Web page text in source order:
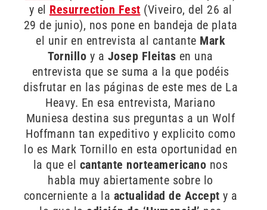
y el Resurrection Fest (Viveiro, del 26 al
29 de junio), nos pone en bandeja de plata
el unir en entrevista al cantante Mark
Tornillo y a Josep Fleitas en una
entrevista que se suma a la que podéis
disfrutar en las páginas de este mes de La
Heavy. En esa entrevista, Mariano
Muniesa destina sus preguntas a un Wolf
Hoffmann tan expeditivo y explicito como
lo es Mark Tornillo en esta oportunidad en
la que el cantante norteamericano nos
habla muy abiertamente sobre lo
concerniente a la actualidad de Accept y a